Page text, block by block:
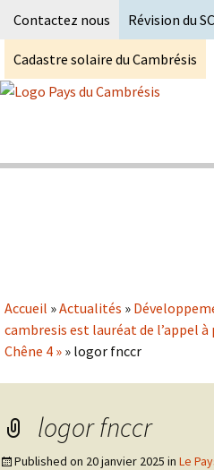
Contactez nous Révision du
Cadastre solaire du Cambrésis
Accueil »Actualités »
cambresis est lauréat de l’appel à
Chêne 4 » » logor fnccr
logor fnccr
Published on 20 janvier 2025 in Le